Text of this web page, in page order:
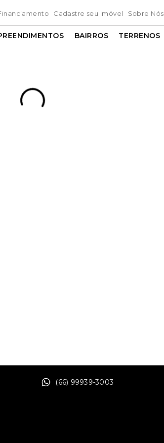
Cadastre seu Imóvel Sobre Nós
BAIRROS TERRENOS
(66) 99939-3003